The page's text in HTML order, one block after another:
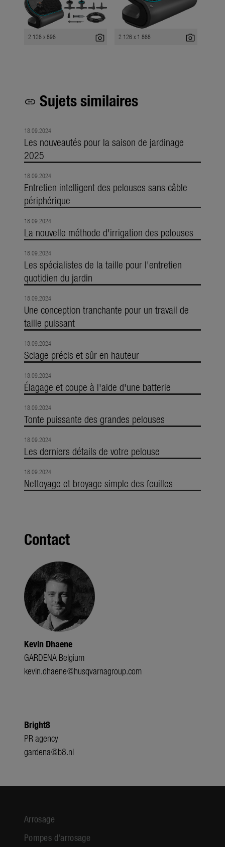
2 126 x 896 photo_camera 2 126 x 1 868 photo_camera
link Sujets similaires
18.09.2024
Les nouveautés pour la saison de jardinage
2025
18.09.2024
Entretien intelligent des pelouses sans câble
périphérique
18.09.2024
La nouvelle méthode d'irrigation des pelouses
18.09.2024
Les spécialistes de la taille pour l'entretien
quotidien du jardin
18.09.2024
Une conception tranchante pour un travail de
taille puissant
18.09.2024
Sciage précis et sûr en hauteur
18.09.2024
Élagage et coupe à l'aide d'une batterie
18.09.2024
Tonte puissante des grandes pelouses
18.09.2024
Les derniers détails de votre pelouse
18.09.2024
Nettoyage et broyage simple des feuilles
Contact
Kevin Dhaene
GARDENA Belgium
kevin.dhaene@husqvarnagroup.com
Bright8
PR agency
gardena@b8.nl
Arrosage
Pompes d'arrosage